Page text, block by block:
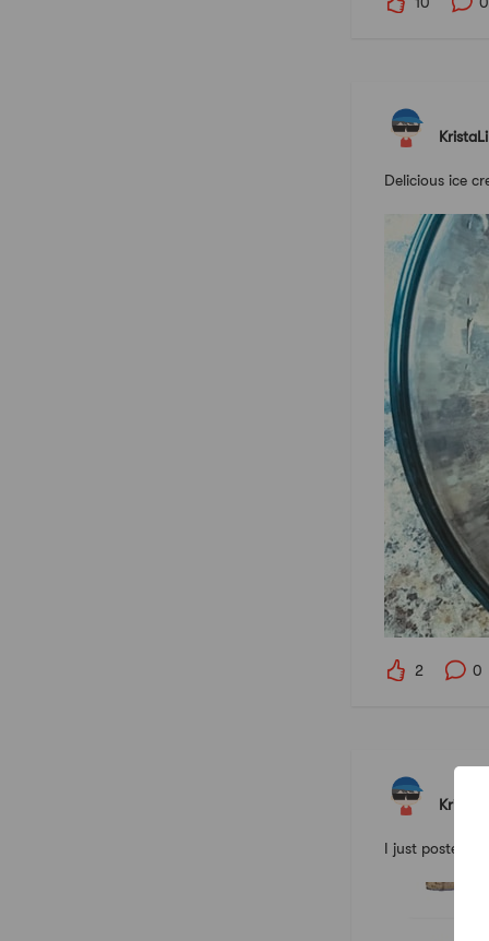
Delicious ice
2 0
I just posted a